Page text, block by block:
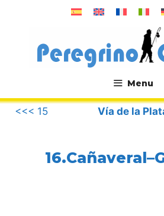
Menu
. <<< 15 Vía de la